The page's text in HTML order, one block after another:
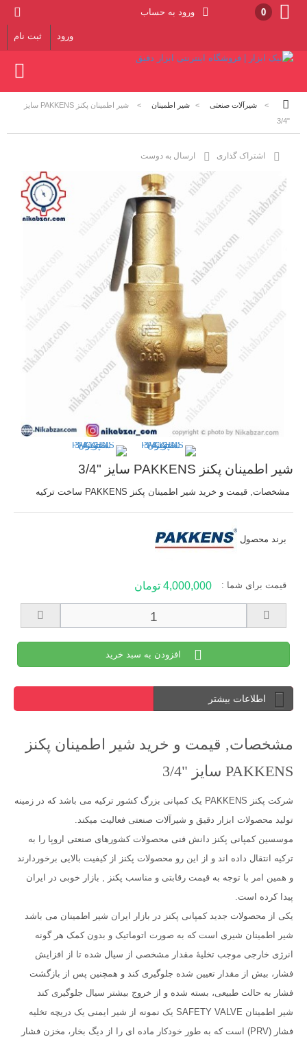
0 ورود به حساب
ورود ثبت نام
> شیرآلات صنعتی > شیر اطمینان >
شیر اطمینان پکنز PAKKENS سایز
"3/4
اشتراک گذاری ارسال به دوست
شیر اطمینان پکنز PAKKENS سایز "3/4
مشخصات, قیمت و خرید شیر اطمینان پکنز PAKKENS ساخت ترکیه
برند محصول
قیمت برای شما : 4,000,000 تومان
افزودن به سبد خرید
اطلاعات بیشتر
مشخصات, قیمت و خرید شیر اطمینان پکنز
PAKKENS سایز "3/4
شرکت پکنز PAKKENS یک کمپانی بزرگ کشور ترکیه می باشد که در زمینه
تولید محصولات ابزار دقیق و شیرآلات صنعتی فعالیت میکند.
موسسین کمپانی پکنز دانش فنی محصولات کشورهای صنعتی اروپا را به
ترکیه انتقال داده اند و از این رو محصولات پکنز از کیفیت بالایی برخوردارند
و همین امر با توجه به قیمت رقابتی و مناسب پکنز , بازار خوبی در ایران
پیدا کرده است.
یکی از محصولات جدید کمپانی پکنز در بازار ایران شیر اطمینان می باشد
شیر اطمینان شیری است که به صورت اتوماتیک و بدون کمک هر گونه
انرژی خارجی موجب تخلیۀ مقدار مشخصی از سیال شده تا از افزایش
فشار، بیش از مقدار تعیین شده جلوگیری کند و همچنین پس از بازگشت
فشار به حالت طبیعی، بسته شده و از خروج بیشتر سیال جلوگیری کند
شير اطمينان SAFETY VALVE یک نمونه از شیر ایمنی یک دریچه تخلیه
فشار (PRV) است که به طور خودکار ماده ای را از دیگ بخار، مخزن فشار